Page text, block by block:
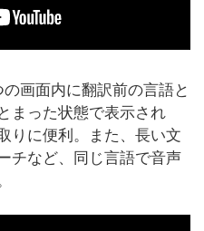
画面内に翻訳前の言語と
まった状態で表示され
りに便利。また、長い文
チなど、同じ言語で音声